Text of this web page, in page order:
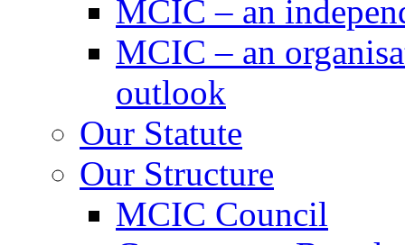
MCIC – an
MCIC – an
outlook
Our Statute
Our Structure
MCIC Council